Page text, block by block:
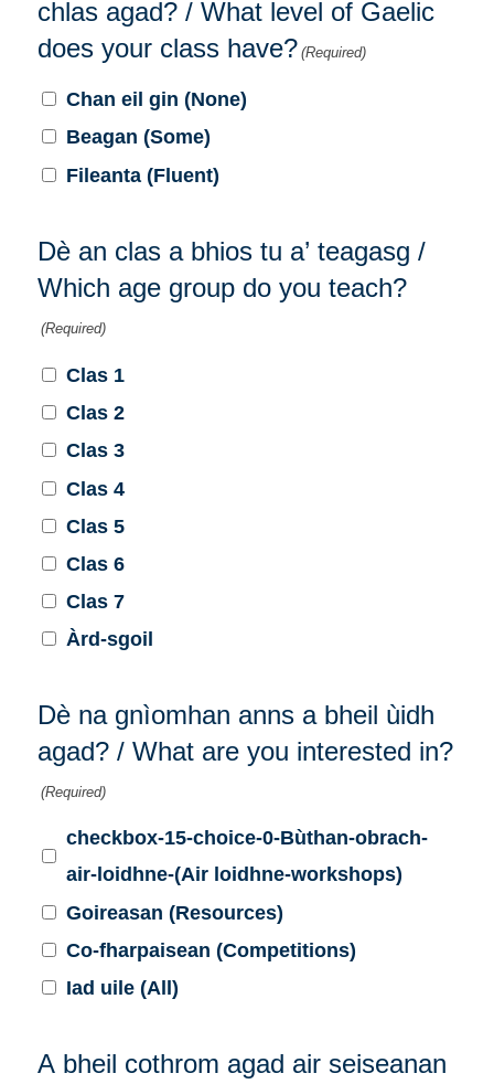
chlas agad? / What level of Gaelic
does your class have? (Required)
Chan eil gin (None)
Beagan (Some)
Fileanta (Fluent)
Dè an clas a bhios tu a’ teagasg /
Which age group do you teach?
(Required)
Clas 1
Clas 2
Clas 3
Clas 4
Clas 5
Clas 6
Clas 7
Àrd-sgoil
Dè na gnìomhan anns a bheil ùidh
agad? / What are you interested in?
(Required)
checkbox-15-choice-0-Bùthan-obrach-
air-loidhne-(Air loidhne-workshops)
Goireasan (Resources)
Co-fharpaisean (Competitions)
Iad uile (All)
A bheil cothrom agad air seiseanan